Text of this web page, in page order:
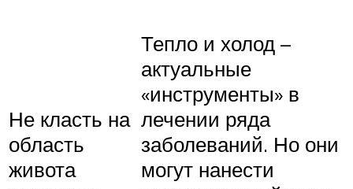
Не класть на
область
живота
Тепло и холод –
актуальные
«инструменты» в
лечении ряда
заболеваний. Но они
могут нанести